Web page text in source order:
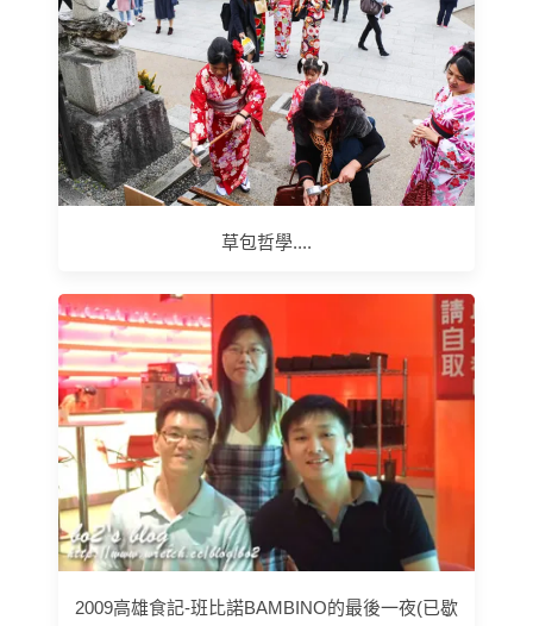
草包哲學....
2009高雄食記-班比諾BAMBINO的最後一夜(已歇